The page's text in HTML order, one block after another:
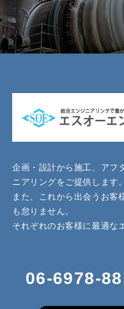
企画・設計から施工、アフ
ニアリングをご提供します。
また、これから出会うお客
も怠りません。
それぞれのお客様に最適な
06-6978-